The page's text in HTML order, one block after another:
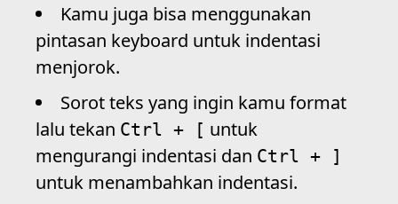
Kamu juga bisa menggunakan
pintasan keyboard untuk indentasi
menjorok.
Sorot teks yang ingin kamu format
lalu tekan Ctrl + [ untuk
mengurangi indentasi dan Ctrl + ]
untuk menambahkan indentasi.